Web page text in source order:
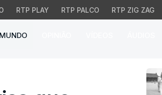
RTP PLAY RTP PALCO RTP ZIG ZAG
MUNDO
que Taiwan